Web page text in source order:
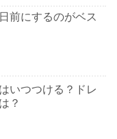
前にするのがベス
いつつける？ドレ
？